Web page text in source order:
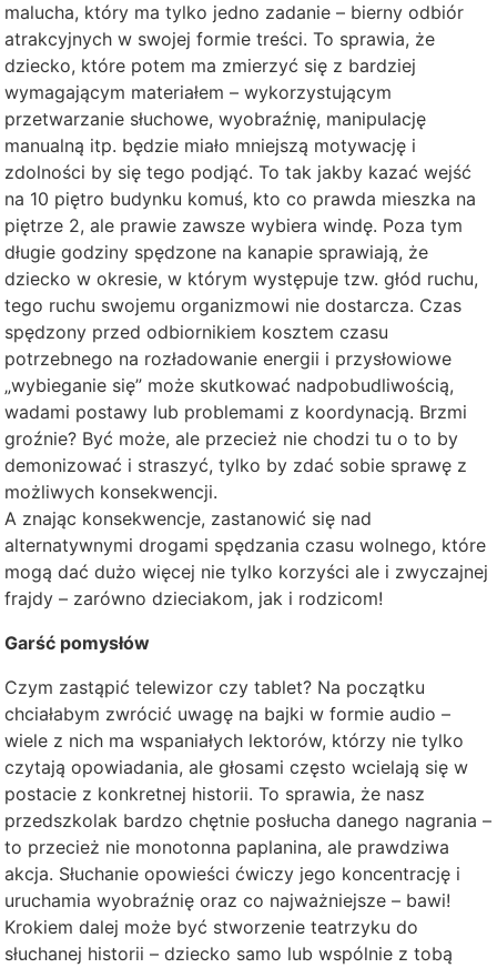
malucha, który ma tylko jedno zadanie – bierny odbiór
atrakcyjnych w swojej formie treści. To sprawia, że
dziecko, które potem ma zmierzyć się z bardziej
wymagającym materiałem – wykorzystującym
przetwarzanie słuchowe, wyobraźnię, manipulację
manualną itp. będzie miało mniejszą motywację i
zdolności by się tego podjąć. To tak jakby kazać wejść
na 10 piętro budynku komuś, kto co prawda mieszka na
piętrze 2, ale prawie zawsze wybiera windę. Poza tym
długie godziny spędzone na kanapie sprawiają, że
dziecko w okresie, w którym występuje tzw. głód ruchu,
tego ruchu swojemu organizmowi nie dostarcza. Czas
spędzony przed odbiornikiem kosztem czasu
potrzebnego na rozładowanie energii i przysłowiowe
„wybieganie się” może skutkować nadpobudliwością,
wadami postawy lub problemami z koordynacją. Brzmi
groźnie? Być może, ale przecież nie chodzi tu o to by
demonizować i straszyć, tylko by zdać sobie sprawę z
możliwych konsekwencji.
A znając konsekwencje, zastanowić się nad
alternatywnymi drogami spędzania czasu wolnego, które
mogą dać dużo więcej nie tylko korzyści ale i zwyczajnej
frajdy – zarówno dzieciakom, jak i rodzicom!
Garść pomysłów
Czym zastąpić telewizor czy tablet? Na początku
chciałabym zwrócić uwagę na bajki w formie audio –
wiele z nich ma wspaniałych lektorów, którzy nie tylko
czytają opowiadania, ale głosami często wcielają się w
postacie z konkretnej historii. To sprawia, że nasz
przedszkolak bardzo chętnie posłucha danego nagrania –
to przecież nie monotonna paplanina, ale prawdziwa
akcja. Słuchanie opowieści ćwiczy jego koncentrację i
uruchamia wyobraźnię oraz co najważniejsze – bawi!
Krokiem dalej może być stworzenie teatrzyku do
słuchanej historii – dziecko samo lub wspólnie z tobą